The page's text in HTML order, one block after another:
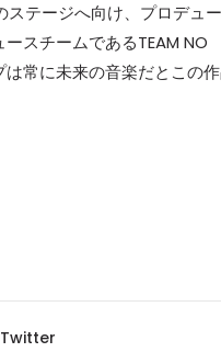
ステージへ向け、プロデュー
スチームであるTEAM NO
常に未来の音楽だとこの
Twitter